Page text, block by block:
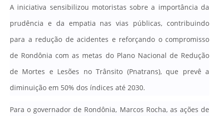
A iniciativa sensibilizou motoristas sobre a importância da
prudência e da empatia nas vias públicas, contribuindo
para a redução de acidentes e reforçando o compromisso
de Rondônia com as metas do Plano Nacional de Redução
de Mortes e Lesões no Trânsito (Pnatrans), que prevê a
diminuição em 50% dos índices até 2030.
Para o governador de Rondônia, Marcos Rocha, as ações de